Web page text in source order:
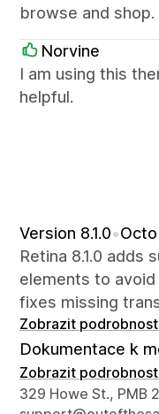
browse and
Norvine
I am using this
helpful.
Version 8.1.0•
Retina 8.1.0
elements to
fixes missing
Zobrazit
Dokumentace k
Zobrazit
Kontaktní údaje
329 Howe St., PMB